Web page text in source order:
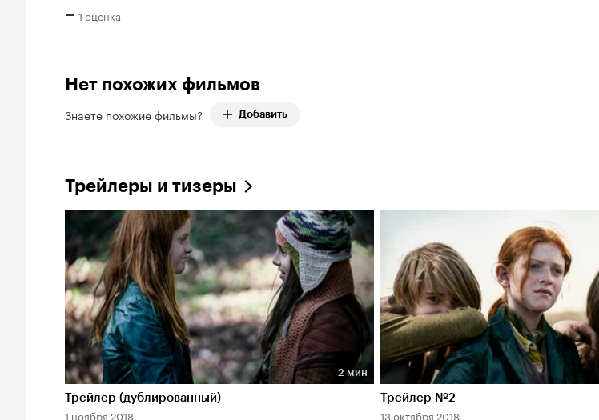
– 1 оценка
Нет похожих фильмов
Знаете похожие фильмы? Добавить
Трейлеры и тизеры
Длительность 2 мин
2 мин
Трейлер (дублированный)
1 ноября 2018
Длительность 2 мин
Трейлер №2
13 октября 2018